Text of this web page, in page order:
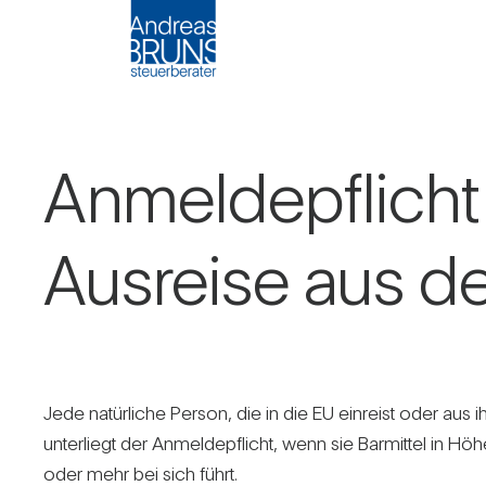
Aus­reise aus
Jede natür­liche Person, die in die EU ein­reist oder aus
unter­liegt der Anmel­de­pflicht, wenn sie Bar­mittel in
oder mehr bei sich führt.